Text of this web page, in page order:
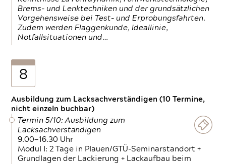
Brems- und Lenktechniken und der grundsätzlichen
Vorgehensweise bei Test- und Erprobungsfahrten.
Zudem werden Flaggenkunde, Ideallinie,
Notfallsituationen und…
8
Ausbildung zum Lacksachverständigen (10 Termine,
nicht einzeln buchbar)
Termin 5/10: Ausbildung zum
Lacksachverständigen
9.00—16.30 Uhr
Modul I: 2 Tage in Plauen/GTÜ-Seminarstandort +
Grundlagen der Lackierung + Lackaufbau beim